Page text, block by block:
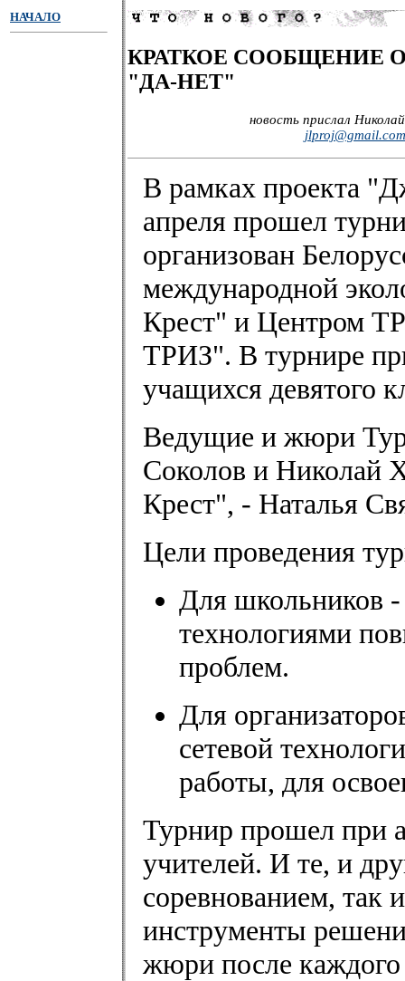
НАЧАЛО
КРАТКОЕ СООБЩЕНИЕ
"ДА-НЕТ"
новость прислал
jlproj@gmail.com
В рамках проекта
апреля прошел
организован
международной
Крест" и Центром
ТРИЗ". В турнире
учащихся девятого
Ведущие и жюри
Соколов и Николай
Крест", - Наталья
Цели проведения
Для школьников
технологиями
проблем.
Для
сетевой
работы, для
Турнир прошел при
учителей. И те, и
соревнованием, так
инструменты
жюри после каждого